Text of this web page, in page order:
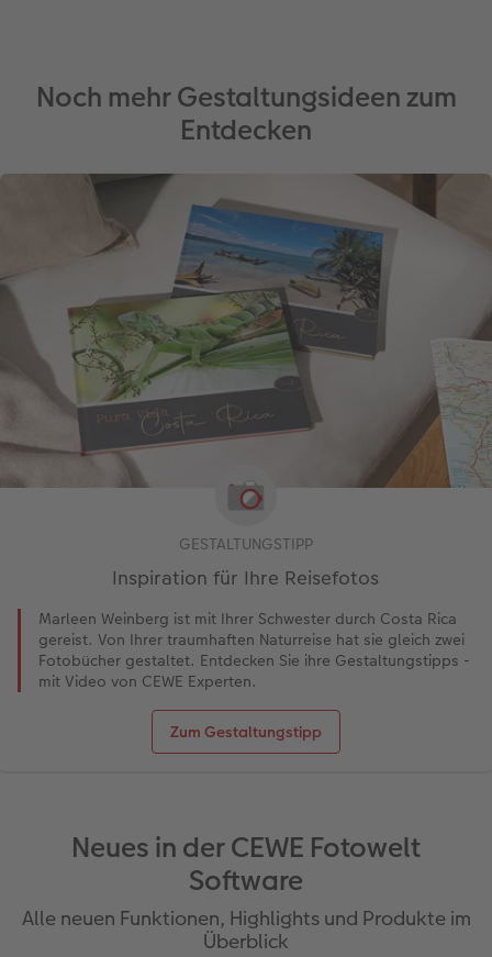
Noch mehr Gestaltungsideen zum
Entdecken
GESTALTUNGSTIPP
Inspiration für Ihre Reisefotos
Marleen Weinberg ist mit Ihrer Schwester durch Costa Rica
gereist. Von Ihrer traumhaften Naturreise hat sie gleich zwei
Fotobücher gestaltet. Entdecken Sie ihre Gestaltungstipps -
mit Video von CEWE Experten.
Zum Gestaltungstipp
Neues in der CEWE Fotowelt
Software
Alle neuen Funktionen, Highlights und Produkte im
Überblick